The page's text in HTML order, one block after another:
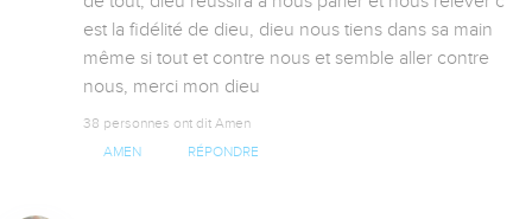
est la fidélité de dieu, dieu nous tiens dans sa main
même si tout et contre nous et semble aller contre
nous, merci mon dieu
38 personnes ont dit Amen
AMEN RÉPONDRE